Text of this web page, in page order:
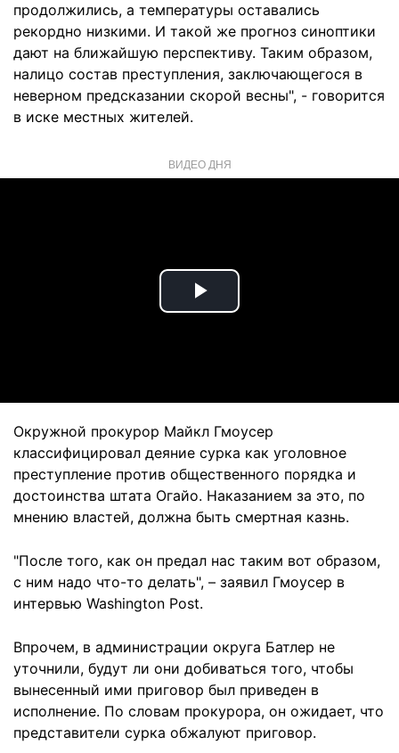
продолжились, а температуры оставались
рекордно низкими. И такой же прогноз синоптики
дают на ближайшую перспективу. Таким образом,
налицо состав преступления, заключающегося в
неверном предсказании скорой весны", - говорится
в иске местных жителей.
ВИДЕО ДНЯ
Play
Окружной прокурор Майкл Гмоусер
классифицировал деяние сурка как уголовное
преступление против общественного порядка и
достоинства штата Огайо. Наказанием за это, по
мнению властей, должна быть смертная казнь.
"После того, как он предал нас таким вот образом,
с ним надо что-то делать", – заявил Гмоусер в
интервью Washington Post.
Впрочем, в администрации округа Батлер не
уточнили, будут ли они добиваться того, чтобы
вынесенный ими приговор был приведен в
исполнение. По словам прокурора, он ожидает, что
представители сурка обжалуют приговор.